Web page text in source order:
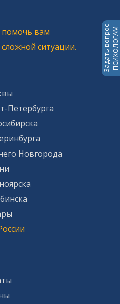
Задать вопросПСИХОЛОГАМ
вам
ситуации.
Петербурга
Новгорода